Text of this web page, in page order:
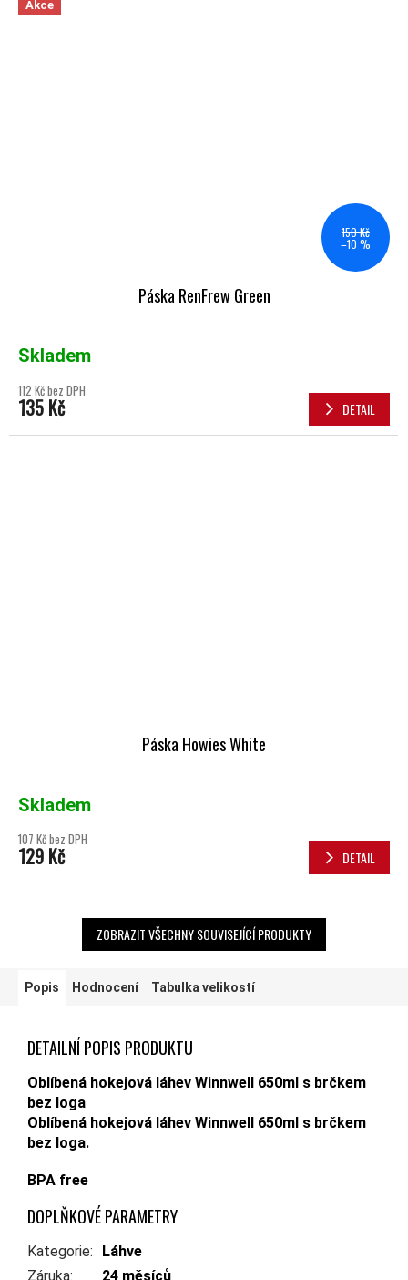
Akce
150 Kč
–10 %
Páska RenFrew Green
Skladem
112 Kč bez DPH
135 Kč DETAIL
Páska Howies White
Skladem
107 Kč bez DPH
129 Kč DETAIL
ZOBRAZIT VŠECHNY SOUVISEJÍCÍ PRODUKTY
Popis Hodnocení Tabulka velikostí
DETAILNÍ POPIS PRODUKTU
Oblíbená hokejová láhev Winnwell 650ml s brčkem
bez loga
Oblíbená hokejová láhev Winnwell 650ml s brčkem
bez loga.
BPA free
DOPLŇKOVÉ PARAMETRY
Kategorie:
Láhve
Záruka: 24 měsíců